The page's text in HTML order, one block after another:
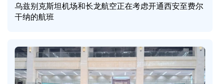
乌兹别克斯坦机场和长龙航空正在考虑开通西安至费尔
干纳的航班